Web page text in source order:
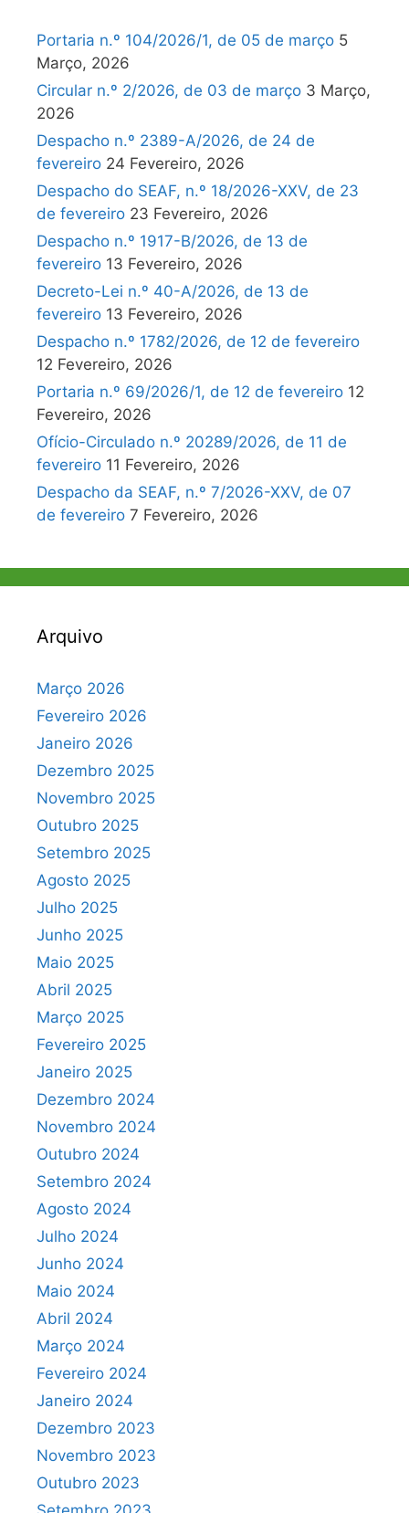
Portaria n.º 104/2026/1, de 05 de março 5
Março, 2026
Circular n.º 2/2026, de 03 de março 3 Março,
2026
Despacho n.º 2389-A/2026, de 24 de
fevereiro 24 Fevereiro, 2026
Despacho do SEAF, n.º 18/2026-XXV, de 23
de fevereiro 23 Fevereiro, 2026
Despacho n.º 1917-B/2026, de 13 de
fevereiro 13 Fevereiro, 2026
Decreto-Lei n.º 40-A/2026, de 13 de
fevereiro 13 Fevereiro, 2026
Despacho n.º 1782/2026, de 12 de fevereiro
12 Fevereiro, 2026
Portaria n.º 69/2026/1, de 12 de fevereiro 12
Fevereiro, 2026
Ofício-Circulado n.º 20289/2026, de 11 de
fevereiro 11 Fevereiro, 2026
Despacho da SEAF, n.º 7/2026-XXV, de 07
de fevereiro 7 Fevereiro, 2026
Arquivo
Março 2026
Fevereiro 2026
Janeiro 2026
Dezembro 2025
Novembro 2025
Outubro 2025
Setembro 2025
Agosto 2025
Julho 2025
Junho 2025
Maio 2025
Abril 2025
Março 2025
Fevereiro 2025
Janeiro 2025
Dezembro 2024
Novembro 2024
Outubro 2024
Setembro 2024
Agosto 2024
Julho 2024
Junho 2024
Maio 2024
Abril 2024
Março 2024
Fevereiro 2024
Janeiro 2024
Dezembro 2023
Novembro 2023
Outubro 2023